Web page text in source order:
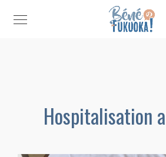
Hospitalisation